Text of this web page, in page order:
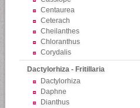
Centaurea
Ceterach
Cheilanthes
Chloranthus
Corydalis
Dactylorhiza - Fritillaria
Dactylorhiza
Daphne
Dianthus